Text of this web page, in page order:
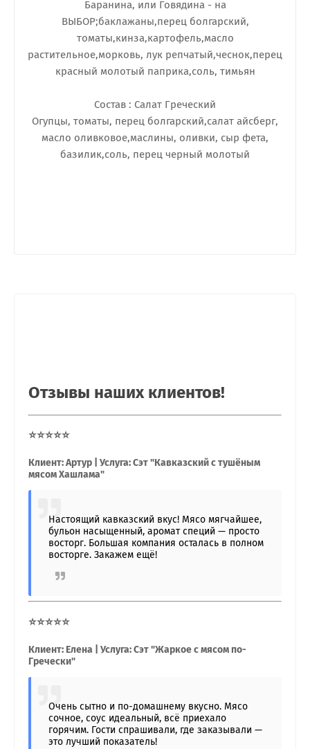
Баранина, или Говядина - на
ВЫБОР;баклажаны,перец болгарский,
томаты,кинза,картофель,масло
растительное,морковь, лук репчатый,чеснок,перец
красный молотый паприка,соль, тимьян
Состав : Салат Греческий
Огупцы, томаты, перец болгарский,салат айсберг,
масло оливковое,маслины, оливки, сыр фета,
базилик,соль, перец черный молотый
Отзывы наших клиентов!
⭐⭐⭐⭐⭐
Клиент: Артур | Услуга: Сэт "Кавказский с тушёным
мясом Хашлама"
Настоящий кавказский вкус! Мясо мягчайшее,
бульон насыщенный, аромат специй — просто
восторг. Большая компания осталась в полном
восторге. Закажем ещё!
⭐⭐⭐⭐⭐
Клиент: Елена | Услуга: Сэт "Жаркое с мясом по-
Гречески"
Очень сытно и по-домашнему вкусно. Мясо
сочное, соус идеальный, всё приехало
горячим. Гости спрашивали, где заказывали —
это лучший показатель!